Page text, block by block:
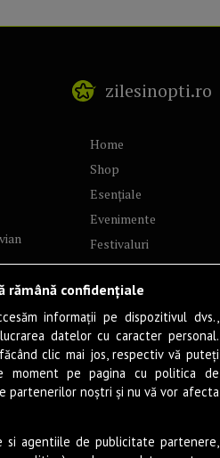
zilesinopti.ro
Home
Shop
Esențiale
Evenimente
Festivaluri
Concerte
Artă & Cultură
Teatru
Film
Program filme
Lifestyle
Muzică
rămână confidențiale
informații pe dispozitivul dvs.,
datelor cu caracter personal.
clic mai jos, respectiv vă puteți
moment pe pagina cu politica de
partenerilor noștri și nu vă vor afecta
si agentiile de publicitate partenere,